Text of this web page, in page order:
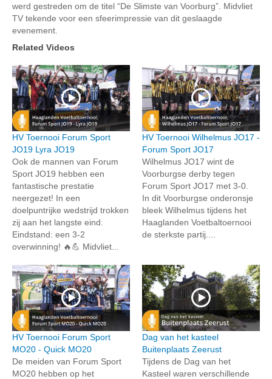
werd gestreden om de titel “De Slimste van Voorburg”. Midvliet
TV tekende voor een sfeerimpressie van dit geslaagde
evenement.
Related Videos
HV Toernooi Forum Sport
JO19 Lyra JO19
Ook de mannen van Forum
Sport JO19 hebben een
fantastische prestatie
neergezet! In een
doelpuntrijke wedstrijd trokken
zij aan het langste eind.
Eindstand: een 3-2
overwinning! 🔥💪 Midvliet...
HV Toernooi Wilhelmus JO17 -
Forum Sport JO17
Wilhelmus JO17 wint de
Voorburgse derby tegen
Forum Sport JO17 met 3-0.
In dit Voorburgse onderonsje
bleek Wilhelmus tijdens het
Haaglanden Voetbaltoernooi
de sterkste partij....
HV Toernooi Forum Sport
MO20 - Quick MO20
De meiden van Forum Sport
MO20 hebben op het
Dag van het kasteel
Buitenplaats Zeerust
Tijdens de Dag van het
Kasteel waren verschillende